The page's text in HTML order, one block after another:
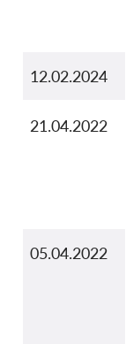
12.02.2024
21.04.2022
05.04.2022